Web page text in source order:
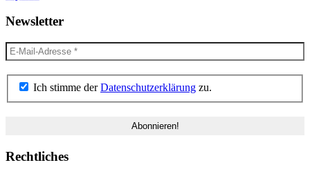
Newsletter
Ich stimme derDatenschutzerklärung zu.
Rechtliches